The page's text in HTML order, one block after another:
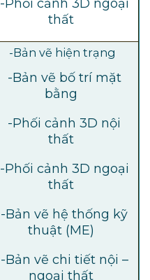
-Phối cảnh 3D ngoại
thất
-Bản vẽ hiện trạng
-Bản vẽ bố trí mặt
bằng
-Phối cảnh 3D nội
thất
-Phối cảnh 3D ngoại
thất
-Bản vẽ hệ thống kỹ
thuật (ME)
-Bản vẽ chi tiết nội –
ngoại thất